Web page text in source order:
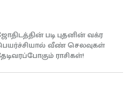
படி புதனின் வக்ர
வீண் செலவுகள்
ராசிகள்!